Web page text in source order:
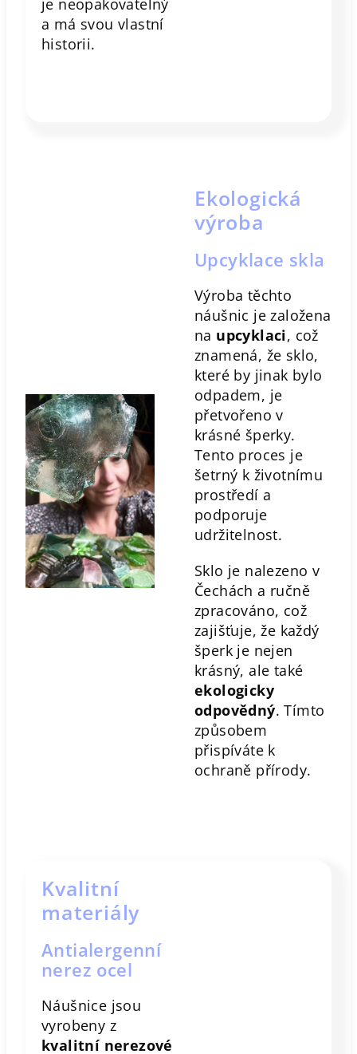
je neopakovatelný
a má svou vlastní
historii.
Ekologická
výroba
Upcyklace skla
Výroba těchto
náušnic je založena
na upcyklaci, což
znamená, že sklo,
které by jinak bylo
odpadem, je
přetvořeno v
krásné šperky.
Tento proces je
šetrný k životnímu
prostředí a
podporuje
udržitelnost.
Sklo je nalezeno v
Čechách a ručně
zpracováno, což
zajišťuje, že každý
šperk je nejen
krásný, ale také
ekologicky
odpovědný. Tímto
způsobem
přispíváte k
ochraně přírody.
Kvalitní
materiály
Antialergenní
nerez ocel
Náušnice jsou
vyrobeny z
kvalitní nerezové